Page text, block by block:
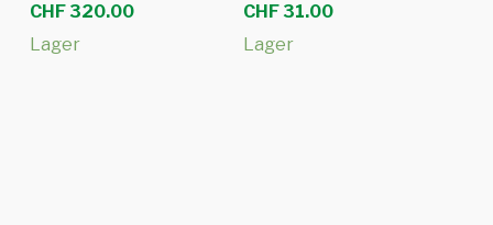
CHF320.00
Lager
CHF31.00
Lager